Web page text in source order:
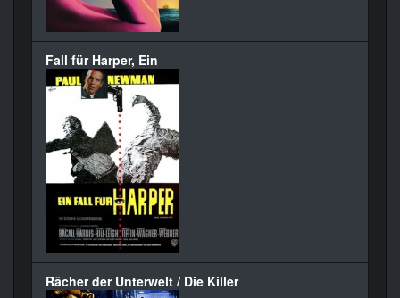
Fall für Harper, Ein
Rächer der Unterwelt / Die Killer